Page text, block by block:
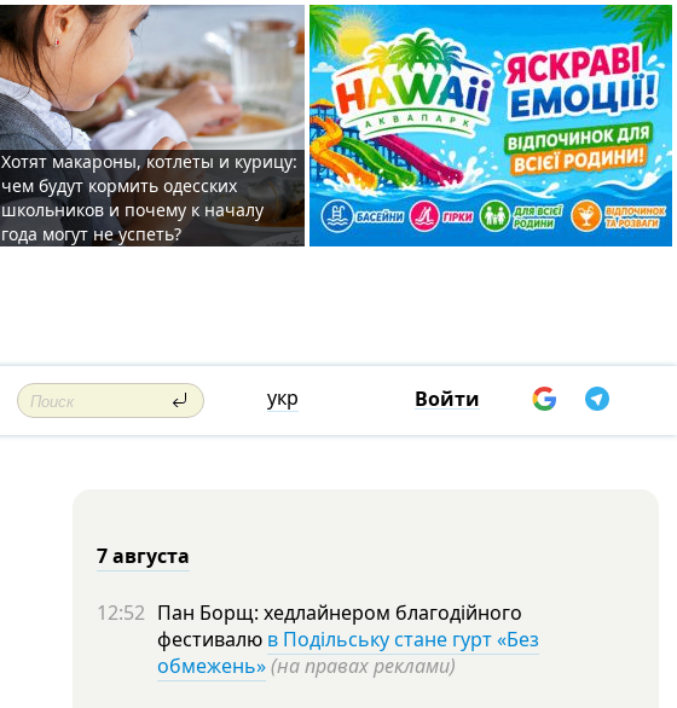
Хотят макароны, котлеты и курицу:
чем будут кормить одесских
школьников и почему к началу
года могут не успеть?
укр Войти
7 августа
12:52 Пан Борщ: хедлайнером благодійного
фестивалю в Подільську стане гурт «Без
обмежень»(на правах реклами)